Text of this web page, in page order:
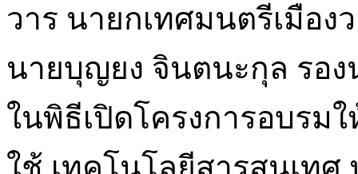
วาร นายกเทศมนตรีเมือ
นายบุญยง จินตนะกุล รอ
ในพิธีเปิดโครงการอบรม
ใช้ เทคโนโลยีสารสนเทศ